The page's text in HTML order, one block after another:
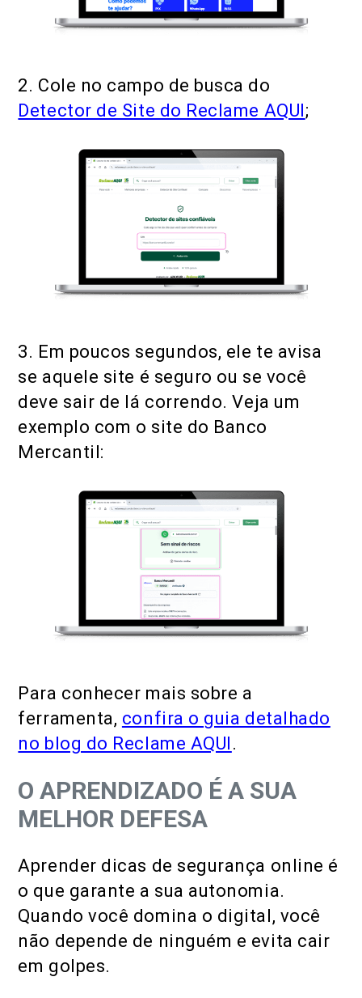
2. Cole no campo de busca do
Detector de Site do Reclame AQUI;
3. Em poucos segundos, ele te avisa
se aquele site é seguro ou se você
deve sair de lá correndo. Veja um
exemplo com o site do Banco
Mercantil:
Para conhecer mais sobre a
ferramenta, confira o guia detalhado
no blog do Reclame AQUI .
O APRENDIZADO É A SUA
MELHOR DEFESA
Aprender dicas de segurança online é
o que garante a sua autonomia.
Quando você domina o digital, você
não depende de ninguém e evita cair
em golpes.